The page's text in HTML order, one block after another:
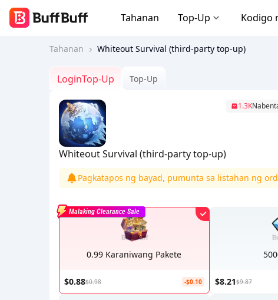
Tahanan Top-Up Kodigo
Tahanan Whiteout Survival (third-party top-up)
LoginTop-Up Top-Up
Whiteout Survival (third-party top-up)
1.3K
Pagkatapos ng bayad, pumunta sa listahan ng
0.99 Karaniwang Pakete
$0.88$0.98 -$0.10
Malaking Clearance Sale
$8.21$9.87